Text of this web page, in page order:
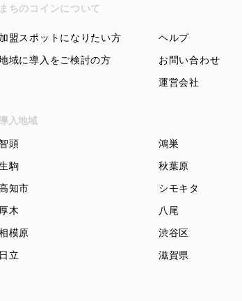
まちのコインについて
加盟スポットになりたい方
域に導入をご検討の方
ヘルプ
お問い合わせ
運営会社
入地域
頭 鴻巣
駒
秋葉原
知市
シモキタ
厚木
八尾
模原
渋谷区
日立
滋賀県